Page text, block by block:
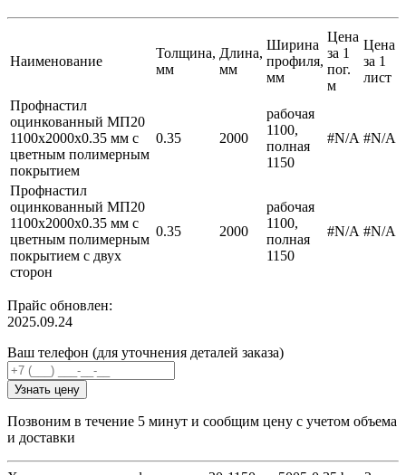
Наименование
Толщина,
мм
Длина,
мм
Ширина
профиля,
мм
Цена
за 1
пог.
м
Цена
за 1
лист
Профнастил
оцинкованный МП20
1100х2000х0.35 мм с
цветным полимерным
покрытием
0.35 2000
рабочая
1100,
полная
1150
#N/A #N/A
Профнастил
оцинкованный МП20
1100х2000х0.35 мм с
цветным полимерным
покрытием с двух
сторон
0.35 2000
рабочая
1100,
полная
1150
#N/A #N/A
Прайс обновлен:
2025.09.24
Ваш телефон (для уточнения деталей заказа)
Узнать цену
Позвоним в течение 5 минут и сообщим цену с учетом объема
и доставки